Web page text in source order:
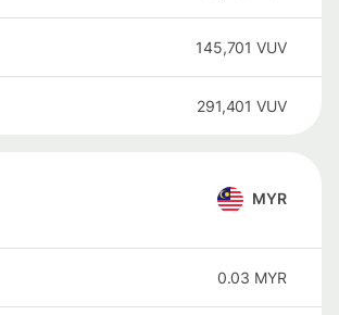
145,701 VUV
291,401 VUV
MYR
0.03 MYR